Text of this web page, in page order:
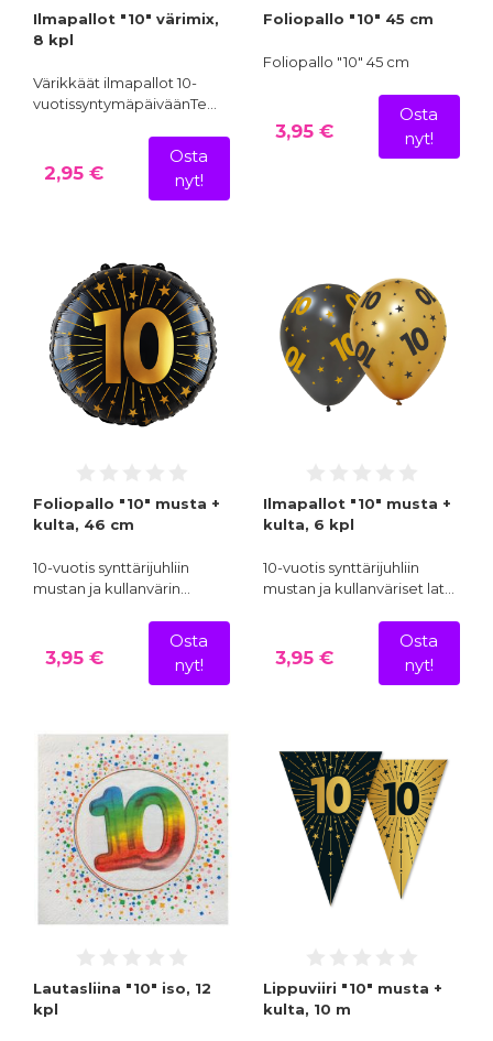
Ilmapallot "10" värimix,
8 kpl
Värikkäät ilmapallot 10-
vuotissyntymäpäiväänTe…
2,95 €
Osta
nyt!
Foliopallo "10" 45 cm
Foliopallo "10" 45 cm
3,95 €
Osta
nyt!
Foliopallo "10" musta +
kulta, 46 cm
10-vuotis synttärijuhliin
mustan ja kullanvärin…
3,95 €
Osta
nyt!
Ilmapallot "10" musta +
kulta, 6 kpl
10-vuotis synttärijuhliin
mustan ja kullanväriset lat…
3,95 €
Osta
nyt!
Lautasliina "10" iso, 12
kpl
Lippuviiri "10" musta +
kulta, 10 m